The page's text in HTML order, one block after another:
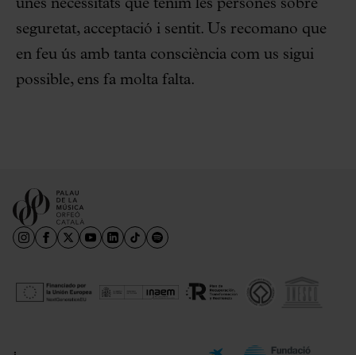
unes necessitats que tenim les persones sobre
seguretat, acceptació i sentit. Us recomano que
en feu ús amb tanta consciència com us sigui
possible, ens fa molta falta.